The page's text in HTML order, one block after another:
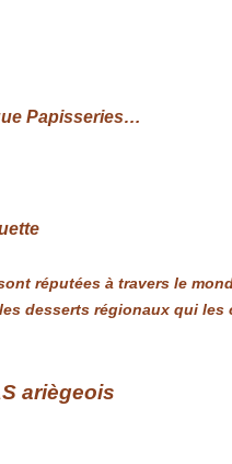
Papisseries…
réputées à travers le
desserts régionaux qui les
ariègeois